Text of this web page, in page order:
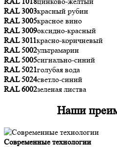
RAL 3003красный рубин
RAL 3005красное вино
RAL 3009оксидно-красный
RAL 3011красно-коричневый
RAL 5002ультрамарин
RAL 5005сигнально-синий
RAL 5021голубая вода
RAL 5024светло-синий
RAL 6002зеленая листва
Наши
Современные технологии